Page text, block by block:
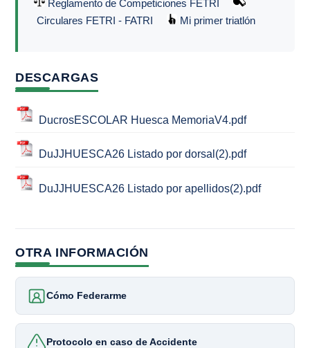
Reglamento de Competiciones FETRI
Circulares FETRI - FATRI
Mi primer triatlón
DESCARGAS
DucrosESCOLAR Huesca MemoriaV4.pdf
DuJJHUESCA26 Listado por dorsal(2).pdf
DuJJHUESCA26 Listado por apellidos(2).pdf
OTRA INFORMACIÓN
Cómo Federarme
Protocolo en caso de Accidente